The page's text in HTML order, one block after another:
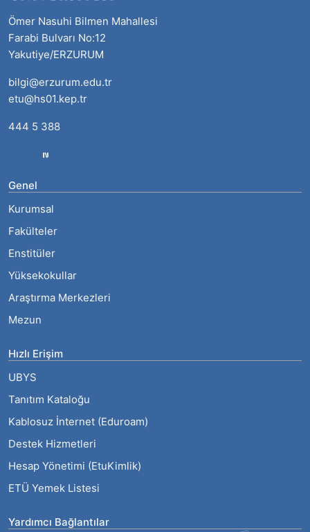
Ömer Nasuhi Bilmen Mahallesi
Farabi Bulvarı No:12
Yakutiye/ERZURUM
bilgi@erzurum.edu.tr
etu@hs01.kep.tr
444 5 388
Genel
Kurumsal
Fakülteler
Enstitüler
Yüksekokullar
Araştırma Merkezleri
Mezun
Hızlı Erişim
UBYS
Tanıtım Kataloğu
Kablosuz İnternet (Eduroam)
Destek Hizmetleri
Hesap Yönetimi (EtuKimlik)
ETÜ Yemek Listesi
Yardımcı Bağlantılar